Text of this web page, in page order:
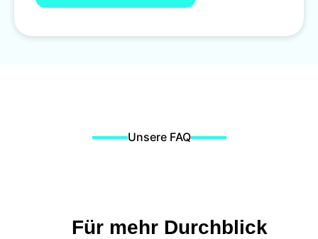
Unsere FAQ
Für mehr Durchblick